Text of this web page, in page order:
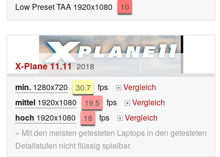
Low Preset TAA 1920x1080
10
X-Plane 11.11 2018
min. 1280x720 30.7 fps +
Vergleich
mittel 1920x1080 19.5 fps +
Vergleich
hoch 1920x1080 18 fps +
Vergleich
» Mit den meisten getesteten Laptops in den getesteten
Detailstufen nicht flüssig spielbar.